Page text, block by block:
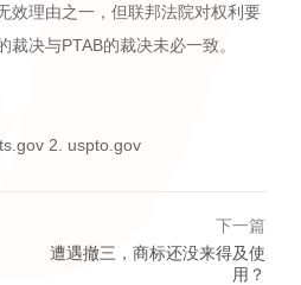
效理由之一，但联邦法院对权利要
裁决与PTAB的裁决未必一致。
2. uspto.gov
下一篇
遭遇撤三，商标还没来得及使
用？